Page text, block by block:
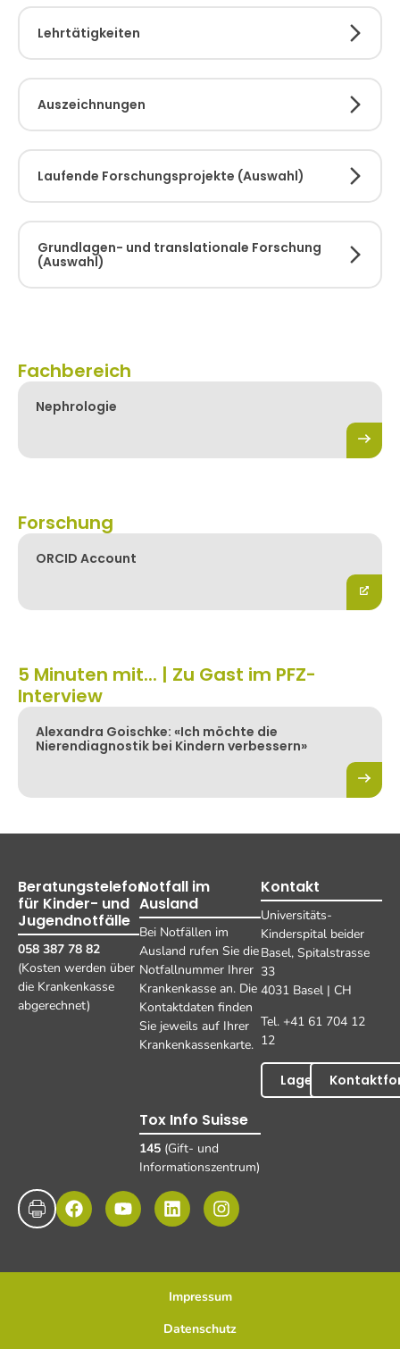
Lehrtätigkeiten
Auszeichnungen
Laufende Forschungsprojekte (Auswahl)
Grundlagen- und translationale Forschung
(Auswahl)
Fachbereich
Nephrologie
Forschung
ORCID Account
5 Minuten mit... | Zu Gast im PFZ-
Interview
Alexandra Goischke: «Ich möchte die
Nierendiagnostik bei Kindern verbessern»
Beratungstelefon
für Kinder- und
Jugendnotfälle
058 387 78 82
(Kosten werden über
die Krankenkasse
abgerechnet)
Notfall im
Ausland
Bei Notfällen im
Ausland rufen Sie die
Notfallnummer Ihrer
Krankenkasse an. Die
Kontaktdaten finden
Sie jeweils auf Ihrer
Krankenkassenkarte.
Tox Info Suisse
145 (Gift- und
Informationszentrum)
Kontakt
Universitäts-
Kinderspital beider
Basel, Spitalstrasse
33
4031 Basel | CH
Tel. +41 61 704 12
12
Lageplan
Impressum
Datenschutz